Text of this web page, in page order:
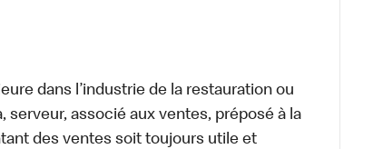
dans l’industrie de la restauration ou
associé aux ventes, préposé à la
des ventes soit toujours utile et